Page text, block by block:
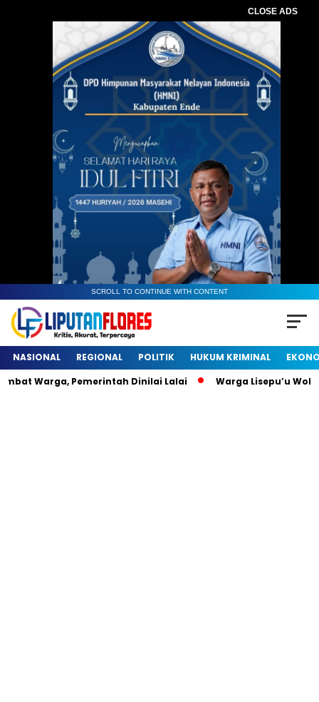
CLOSE ADS
SCROLL TO CONTINUE WITH CONTENT
NASIONAL REGIONAL POLITIK HUKUM KRIMINAL
Warga, Pemerintah Dinilai Lalai
Warga Lisepu’u